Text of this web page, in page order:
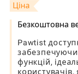
Ціна
Безкоштовна
Pawtist
функцій,